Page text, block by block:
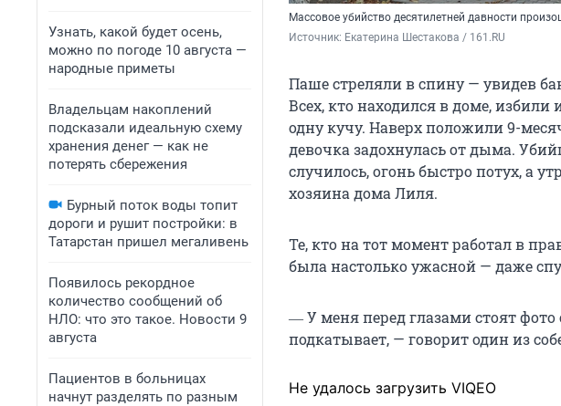
Узнать, какой будет осень,
можно по погоде 10 августа —
народные приметы
Владельцам накоплений
подсказали идеальную схему
хранения денег — как не
потерять сбережения
Бурный поток воды топит
дороги и рушит постройки: в
Татарстан пришел мегаливень
Появилось рекордное
количество сообщений об
НЛО: что это такое. Новости 9
августа
Пациентов в больницах
начнут разделять по разным
Массовое убийство десятилетней давности
Источник: Екатерина Шестакова / 161.RU
Паше стреляли в спину — увидев
Всех, кто находился в доме,
одну кучу. Наверх положили 9-
девочка задохнулась от дыма.
случилось, огонь быстро потух, а
хозяина дома Лиля.
Те, кто на тот момент работал в
была настолько ужасной — даже
― У меня перед глазами стоят
подкатывает, — говорит один из
Не удалось загрузить VIQEO